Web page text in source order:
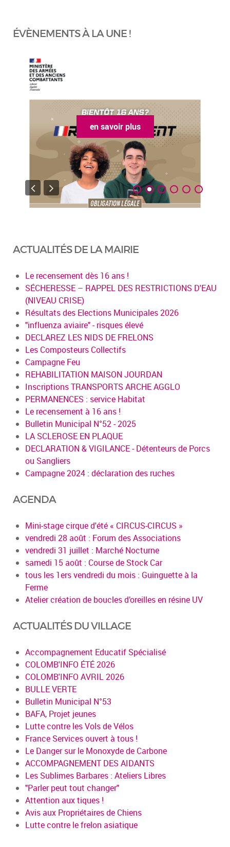
ÉVÈNEMENTS À LA UNE !
en savoir plus
ACTUALITÉS DE LA MAIRIE
Le recensement dès 16 ans !
SÉCHERESSE – RAPPEL DES RESTRICTIONS D'EAU
(NIVEAU CRISE)
Résultats des Elections Municipales 2026
"influenza aviaire" - risques élevé
DECLAREZ LES NIDS DE FRELONS
Les Composteurs Collectifs
Campagne Feu
REHABILITATION MAISON JOURDAN
Inscriptions TRANSPORTS ARCHE AGGLO
PERMANENCES : service Habitat
Le recensement à 16 ans !
Bulletin Municipal N°52 - 2025
LA SCLEROSE EN PLAQUE
DECLARATION & VIGILANCE - Détenteurs de Porcs
ou Sangliers
Campagne 2024 : déclaration des ruches
AGENDA
Mini-stage cirque d'été « CIRCUS-CIRCUS »
vendredi 28 août : Forum des Associations
vendredi 31 juillet : Marché Nocturne
samedi 15 août : Course de Stock Car
tous les 1ers vendredi du mois : Guinguette à la
Ferme
Atelier création de boucles d’oreilles en résine UV
ACTUALITÉS DU VILLAGE
Accompagnement Educatif Spécialisé
COLOMB'INFO ÉTÉ 2026
COLOMB'INFO AVRIL 2026
BULLE VERTE
Bulletin Municipal N°53
BAFA, Projet jeunes
Lutte contre les Vols de Vélos
France Services ouvert à tous !
Le Danger sur le Monoxyde de Carbone
ACCOMPAGNEMENT DES AIDANTS
Les Sublimes Barbares : Ateliers Libres
"Parler peut tout changer"
Attention aux tiques !
Avis aux Propriétaires de Chiens
Lutte contre le frelon asiatique